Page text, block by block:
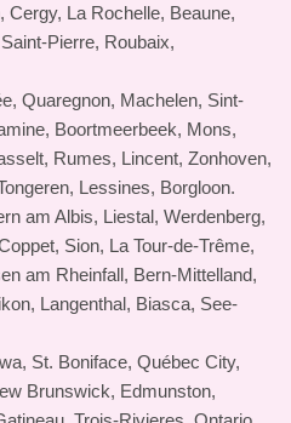
Cergy, La Rochelle, Beaune,
Pierre, Roubaix,
Quaregnon, Machelen, Sint-
Boortmeerbeek, Mons,
Rumes, Lincent, Zonhoven,
Lessines, Borgloon.
am Albis, Liestal, Werdenberg,
Sion, La Tour-de-Trême,
am Rheinfall, Bern-Mittelland,
Langenthal, Biasca, See-
St. Boniface, Québec City,
Brunswick, Edmunston,